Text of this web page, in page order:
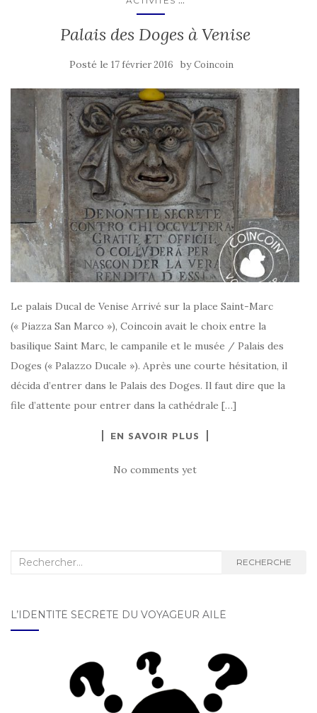
Palais des Doges à Venise
Posté le 17 février 2016 byCoincoin
Le palais Ducal de Venise Arrivé sur la place Saint-Marc
(« Piazza San Marco »), Coincoin avait le choix entre la
basilique Saint Marc, le campanile et le musée / Palais des
Doges (« Palazzo Ducale »). Après une courte hésitation, il
décida d’entrer dans le Palais des Doges. Il faut dire que la
file d’attente pour entrer dans la cathédrale […]
EN SAVOIR PLUS
No comments yet
Recherche : RECHERCHE
L’IDENTITÉ SECRÈTE DU VOYAGEUR AILÉ